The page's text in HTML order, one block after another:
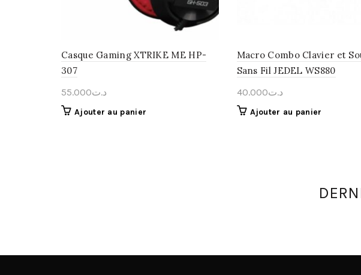
Casque Gaming XTRIKE ME HP-
307
د.ت55.000
Ajouter au panier
Macro Combo Clavier et
Sans Fil JEDEL WS880
د.ت40.000
Ajouter au panier